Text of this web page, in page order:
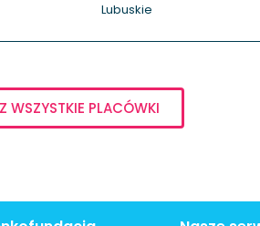
Lubuskie
WSZYSTKIE PLACÓWKI